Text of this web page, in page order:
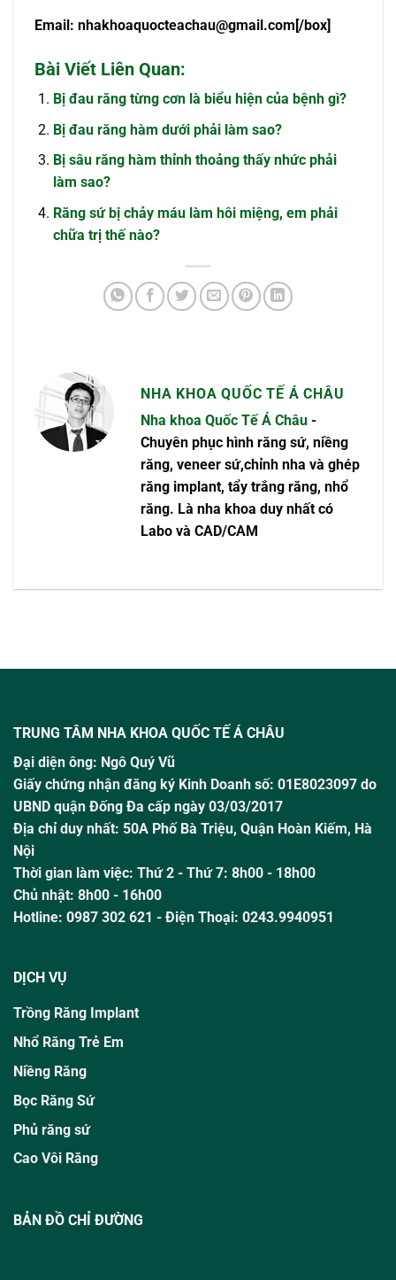
Email: nhakhoaquocteachau@gmail.com [/box]
Bài Viết Liên Quan:
Bị đau răng từng cơn là biểu hiện của bệnh gì?
Bị đau răng hàm dưới phải làm sao?
Bị sâu răng hàm thỉnh thoảng thấy nhức phải
làm sao?
Răng sứ bị chảy máu làm hôi miệng, em phải
chữa trị thế nào?
NHA KHOA QUỐC TẾ Á CHÂU
Nha khoa Quốc Tế Á Châu -
Chuyên phục hình răng sứ, niềng
răng, veneer sứ,chỉnh nha và ghép
răng implant, tẩy trắng răng, nhổ
răng. Là nha khoa duy nhất có
Labo và CAD/CAM
TRUNG TÂM NHA KHOA QUỐC TẾ Á CHÂU
Đại diện ông: Ngô Quý Vũ
Giấy chứng nhận đăng ký Kinh Doanh số: 01E8023097 do
UBND quận Đống Đa cấp ngày 03/03/2017
Địa chỉ duy nhất: 50A Phố Bà Triệu, Quận Hoàn Kiếm, Hà
Nội
Thời gian làm việc: Thứ 2 - Thứ 7: 8h00 - 18h00
Chủ nhật: 8h00 - 16h00
Hotline: 0987 302 621 - Điện Thoại: 0243.9940951
DỊCH VỤ
Trồng Răng Implant
Nhổ Răng Trẻ Em
Niềng Răng
Bọc Răng Sứ
Phủ răng sứ
Cao Vôi Răng
BẢN ĐỒ CHỈ ĐƯỜNG